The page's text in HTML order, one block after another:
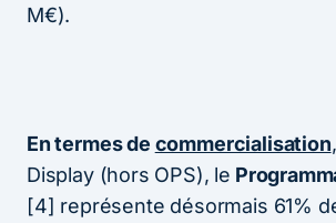
M€).
En termes de commercialisation
Display (hors OPS), le
[4] représente désormais 61%